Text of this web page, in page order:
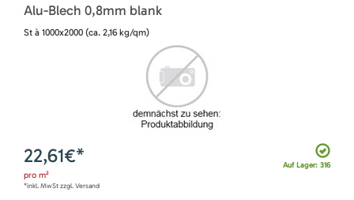
Alu-Blech 0,8mm blank
St à 1000x2000 (ca. 2,16 kg/qm)
Auf Lager: 316
22,61€*
pro m²
*inkl. MwSt zzgl. Versand